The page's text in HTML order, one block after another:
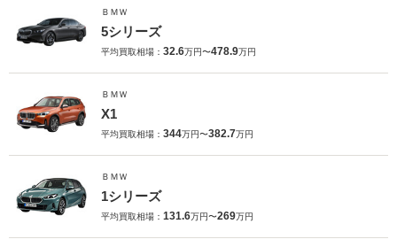
ＢＭＷ
5シリーズ
平均買取相場： 32.6万円〜478.9万円
ＢＭＷ
X1
平均買取相場： 344万円〜382.7万円
ＢＭＷ
1シリーズ
平均買取相場： 131.6万円〜269万円